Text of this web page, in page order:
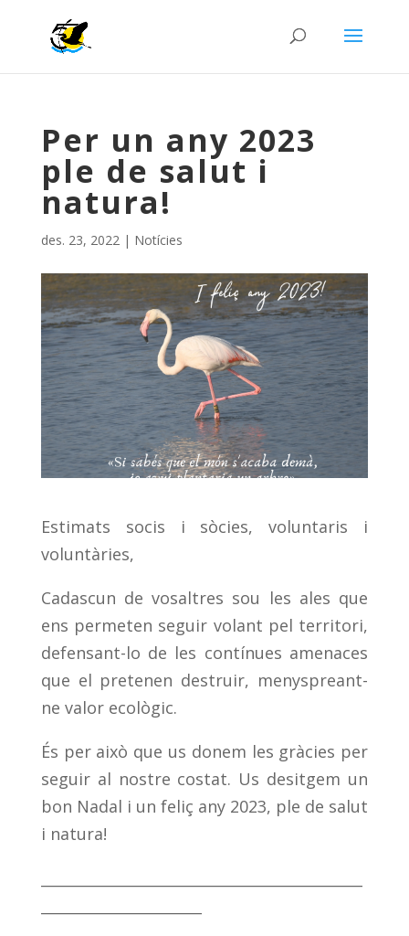
Per un any 2023
ple de salut i
natura!
des. 23, 2022| Notícies
Estimats socis i sòcies, voluntaris i
voluntàries,
Cadascun de vosaltres sou les ales que
ens permeten seguir volant pel territori,
defensant-lo de les contínues amenaces
que el pretenen destruir, menyspreant-
ne valor ecològic.
És per això que us donem les gràcies per
seguir al nostre costat. Us desitgem un
bon Nadal i un feliç any 2023, ple de salut
i natura!